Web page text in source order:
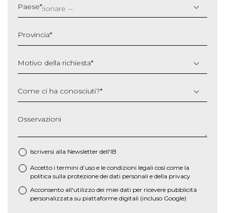
slash
MM
AAAA
Paese*
Provincia*
Motivo della richiesta*
Come ci ha conosciuti?*
Osservazioni
Iscriversi alla Newsletter dell'IB
* Accetto i termini d’uso e le condizioni legali così come la
politica sulla protezione dei dati personali e della privacy
Acconsento all'utilizzo dei miei dati per ricevere pubblicità
personalizzata su piattaforme digitali (incluso Google)